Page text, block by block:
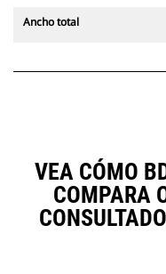
Ancho total
VEA CÓMO
COMPARA